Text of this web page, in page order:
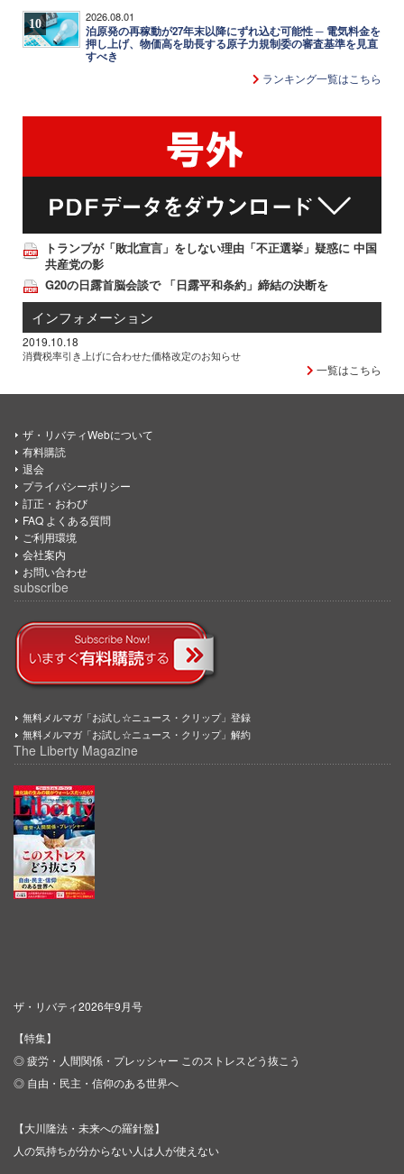
10 2026.08.01
泊原発の再稼動が27年末以降にずれ込む可能性 ─ 電気料金を
押し上げ、物価高を助長する原子力規制委の審査基準を見直
すべき
ランキング一覧はこちら
トランプが「敗北宣言」をしない理由「不正選挙」疑惑に 中国
共産党の影
G20の日露首脳会談で 「日露平和条約」締結の決断を
インフォメーション
2019.10.18
消費税率引き上げに合わせた価格改定のお知らせ
一覧はこちら
ザ・リバティWebについて
有料購読
退会
プライバシーポリシー
訂正・おわび
FAQ よくある質問
ご利用環境
会社案内
お問い合わせ
subscribe
無料メルマガ「お試し☆ニュース・クリップ」登録
無料メルマガ「お試し☆ニュース・クリップ」解約
The Liberty Magazine
ザ・リバティ2026年9月号
【特集】
◎ 疲労・人間関係・プレッシャー このストレスどう抜こう
◎ 自由・民主・信仰のある世界へ
【大川隆法・未来への羅針盤】
人の気持ちが分からない人は人が使えない